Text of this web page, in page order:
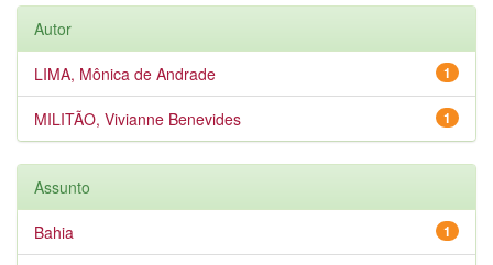
Autor
1
LIMA, Mônica de Andrade
1
MILITÃO, Vivianne Benevides
Assunto
1
Bahia